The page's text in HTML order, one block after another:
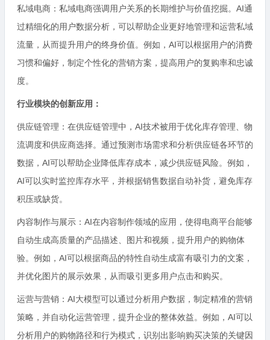
私域电商：私域电商强调用户关系的长期维护与价值挖掘。AI通
过精细化的用户数据分析，可以帮助企业更好地管理和运营私域
流量，从而提升用户的终身价值。例如，AI可以根据用户的消费
习惯和偏好，制定个性化的营销方案，提高用户的复购率和忠诚
度。
行业模块的创新应用：
供应链管理：在供应链管理中，AI技术被用于优化库存管理、物
流调度和供应商选择。通过预测市场需求和分析供应链各环节的
数据，AI可以帮助企业降低库存成本，减少供应链风险。例如，
AI可以实时监控库存水平，并根据销售数据自动补货，避免库存
积压或缺货。
内容制作与展示：AI在内容制作领域的应用，使得电商平台能够
自动生成高质量的产品描述、图片和视频，提升用户的购物体
验。例如，AI可以根据商品的特性自动生成富有吸引力的文案，
并优化图片的展示效果，从而吸引更多用户点击和购买。
运营与营销：AI大模型可以通过分析用户数据，制定精准的营销
策略，并自动化运营管理，提升企业的整体效益。例如，AI可以
分析用户的购物路径和行为模式，识别出影响购买决策的关键因